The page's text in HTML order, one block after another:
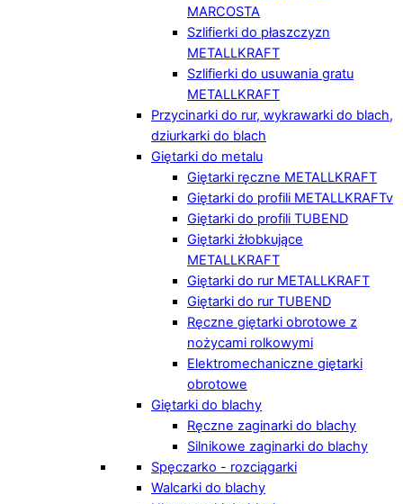
MARCOSTA
Szlifierki do płaszczyzn
METALLKRAFT
Szlifierki do usuwania gratu
METALLKRAFT
Przycinarki do rur, wykrawarki do blach,
dziurkarki do blach
Giętarki do metalu
Giętarki ręczne METALLKRAFT
Giętarki do profili METALLKRAFTv
Giętarki do profili TUBEND
Giętarki żłobkujące
METALLKRAFT
Giętarki do rur METALLKRAFT
Giętarki do rur TUBEND
Ręczne giętarki obrotowe z
nożycami rolkowymi
Elektromechaniczne giętarki
obrotowe
Giętarki do blachy
Ręczne zaginarki do blachy
Silnikowe zaginarki do blachy
Spęczarko - rozciągarki
Walcarki do blachy